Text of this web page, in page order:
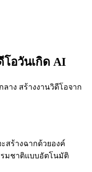
โอวันเกิด AI
าง สร้างงานวิดีโอจาก
สร้างฉากด้วยองค์
มชาติแบบอัตโนมัติ